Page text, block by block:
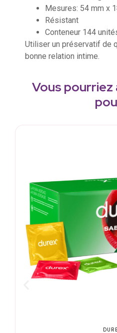
Mesures: 54 mm x
Résistant
Conteneur 144
Utiliser un préservatif de
bonne relation intime.
Vous pourriez